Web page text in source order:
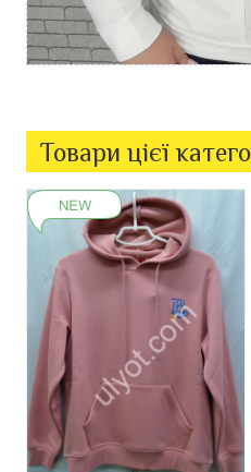
Товари цієї